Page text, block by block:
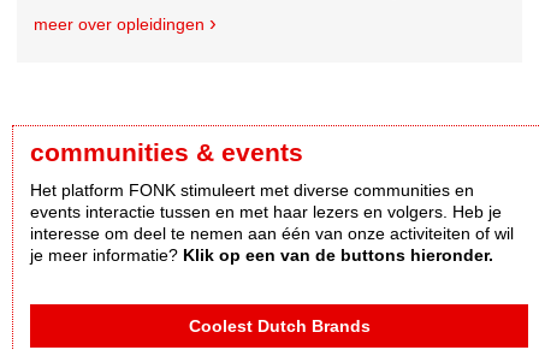
meer over opleidingen
communities & events
Het platform FONK stimuleert met diverse communities en
events interactie tussen en met haar lezers en volgers. Heb je
interesse om deel te nemen aan één van onze activiteiten of wil
je meer informatie? Klik op een van de buttons hieronder.
Coolest Dutch Brands